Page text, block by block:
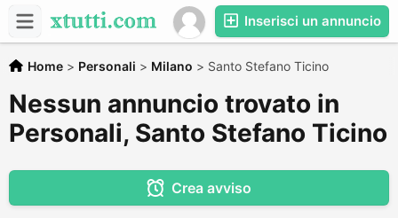
Inserisci un annuncio
Home > Personali > Milano > Santo Stefano Ticino
Nessun annuncio trovato in
Personali, Santo Stefano Ticino
Crea avviso